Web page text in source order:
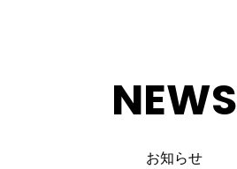
NEWS
お知らせ